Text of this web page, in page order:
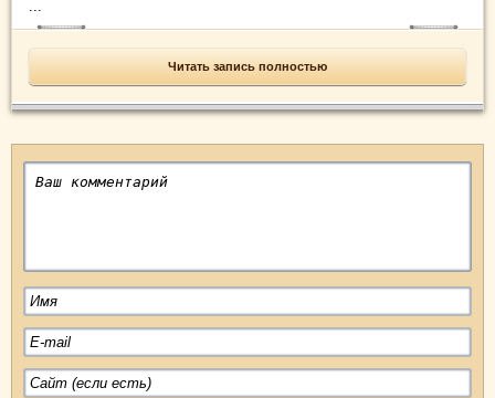
Читать запись полностью